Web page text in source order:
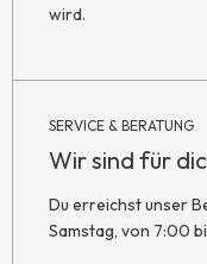
wird.
SERVICE & BERATUNG
Wir sind für
Du erreichst unser
Samstag, von 7:00